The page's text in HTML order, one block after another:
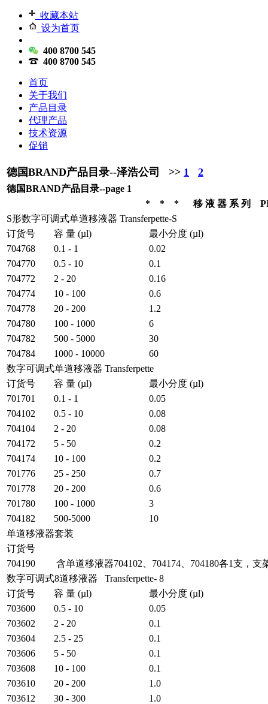
收藏本站
设为首页
400 8700 545
400 8700 545
首页
关于我们
产品目录
代理产品
技术资源
促销
德国BRAND产品目录--泽浩公司 >> 1 2
德国BRAND产品目录--page 1
* * * 移 液 器 系 列
S形数字可调式单道移液器 Transferpette-S
订货号
容 量 (µl)
最小分度 (µl)
704768
0.1 - 1
0.02
704770
0.5 - 10
0.1
704772
2 - 20
0.16
704774
10 - 100
0.6
704778
20 - 200
1.2
704780
100 - 1000
6
704782
500 - 5000
30
704784
1000 - 10000
60
数字可调式单道移液器 Transferpette
订货号
容 量 (µl)
最小分度 (µl)
701701
0.1 - 1
0.05
704102
0.5 - 10
0.08
704104
2 - 20
0.08
704172
5 - 50
0.2
704174
10 - 100
0.2
701776
25 - 250
0.7
701778
20 - 200
0.6
701780
100 - 1000
3
704182
500-5000
10
单道移液器套装
订货号
704190
含单道移液器704102、704174、704180各1支，支
数字可调式8道移液器 Transferpette- 8
订货号
容 量 (µl)
最小分度 (µl)
703600
0.5 - 10
0.05
703602
2 - 20
0.1
703604
2.5 - 25
0.1
703606
5 - 50
0.1
703608
10 - 100
0.1
703610
20 - 200
1.0
703612
30 - 300
1.0